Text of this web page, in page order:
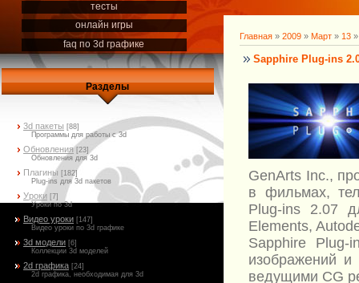
тесты
онлайн игры
faq по 3d графике
Разделы
3d пакеты [88]
Программы для работы с 3d
Обновления [23]
Обновления для 3d
Плагины [182]
Plug-ins для 3d пакетов
Уроки [7]
Уроки по 3d
Видео уроки [147]
Видео уроки по 3d графике
3d модели [6]
Коллекции 3d моделей
2d графика [24]
2d графика, необходимая для 3d
Главная » 2009 » Март » 13
Sapphire Plug-ins
GenArts Inc.,
в фильмах,
Plug-ins 2.07
Elements,
Sapphire Plug-
изображений и
ведущими CG